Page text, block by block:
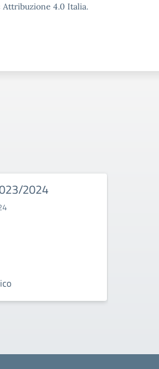
Attribuzione 4.0 Italia.
2024